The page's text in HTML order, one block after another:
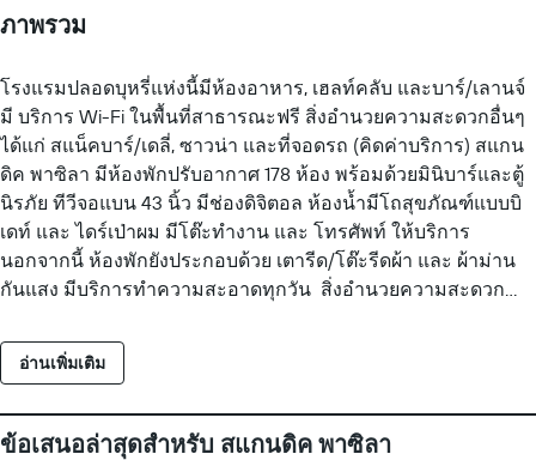
ภาพรวม
โรงแรมปลอดบุหรี่แห่งนี้มีห้องอาหาร, เฮลท์คลับ และบาร์/เลานจ์
มี บริการ Wi-Fi ในพื้นที่สาธารณะฟรี สิ่งอำนวยความสะดวกอื่นๆ
ได้แก่ สแน็คบาร์/เดลี่, ซาวน่า และที่จอดรถ (คิดค่าบริการ) สแกน
ดิค พาซิลา มีห้องพักปรับอากาศ 178 ห้อง พร้อมด้วยมินิบาร์และตู้
นิรภัย ทีวีจอแบน 43 นิ้ว มีช่องดิจิตอล ห้องน้ำมีโถสุขภัณฑ์แบบบิ
เดท์ และ ไดร์เป่าผม มีโต๊ะทำงาน และ โทรศัพท์ ให้บริการ
นอกจากนี้ ห้องพักยังประกอบด้วย เตารีด/โต๊ะรีดผ้า และ ผ้าม่าน
กันแสง มีบริการทำความสะอาดทุกวัน สิ่งอำนวยความสะดวก
นันทนาการที่ระบุด้านล่างนี้มีให้บริการภายในบริเวณโรงแรมหรือ
ในบริเวณใกล้เคียง อาจมีค่าบริการเพิ่มเติม
อ่านเพิ่มเติม
ข้อเสนอล่าสุดสำหรับ สแกนดิค พาซิลา